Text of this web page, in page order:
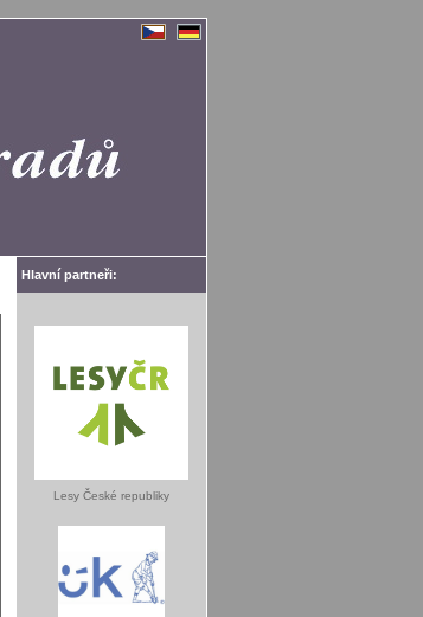
Hlavní partneři:
Lesy České republiky